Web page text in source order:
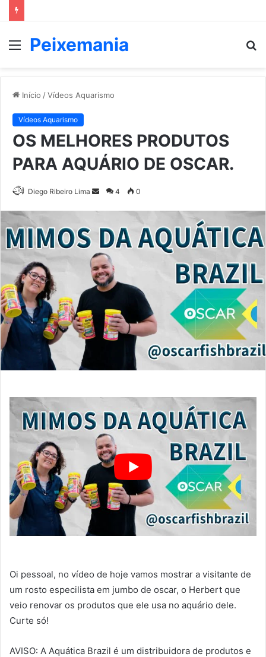
Menu
Peixemania
Início /Vídeos Aquarismo
Vídeos Aquarismo
OS MELHORES PRODUTOS
PARA AQUÁRIO DE OSCAR.
Diego Ribeiro Lima
Mande
mail
4 0
Oi pessoal, no vídeo de hoje vamos mostrar a visitante de
um rosto especilista em jumbo de oscar, o Herbert que
veio renovar os produtos que ele usa no aquário dele.
Curte só!
AVISO: A Aquática Brazil é um distribuidora de produtos e